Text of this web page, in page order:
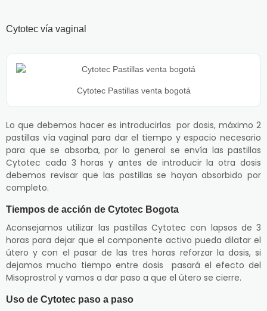
Cytotec vía vaginal
Cytotec Pastillas venta bogotá
Lo que debemos hacer es introducirlas por dosis, máximo 2
pastillas vía vaginal para dar el tiempo y espacio necesario
para que se absorba, por lo general se envía las pastillas
Cytotec cada 3 horas y antes de introducir la otra dosis
debemos revisar que las pastillas se hayan absorbido por
completo.
Tiempos de acción de Cytotec Bogota
Aconsejamos utilizar las pastillas Cytotec con lapsos de 3
horas para dejar que el componente activo pueda dilatar el
útero y con el pasar de las tres horas reforzar la dosis, si
dejamos mucho tiempo entre dosis pasará el efecto del
Misoprostrol y vamos a dar paso a que el útero se cierre.
Uso de Cytotec paso a paso